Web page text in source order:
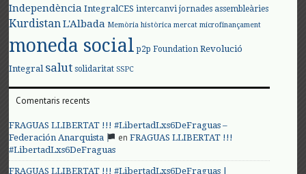
Independència IntegralCES intercanvi jornades assembleàries
KurdistanL'Albada Memòria històrica mercat microfinançament
moneda social p2p Foundation Revolució
Integral salut solidaritat SSPC
Comentaris recents
FRAGUAS LLIBERTAT !!! #LibertadLxs6DeFraguas –
Federación Anarquista
enFRAGUAS LLIBERTAT !!!
#LibertadLxs6DeFraguas
FRAGUAS LLIBERTAT !!! #LibertadLxs6DeFraguas |